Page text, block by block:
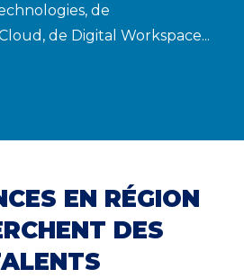
de
de Digital Workspace...
EN RÉGION
DES